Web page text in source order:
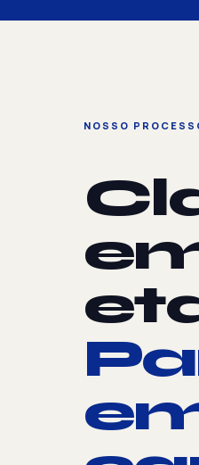
NOSSO